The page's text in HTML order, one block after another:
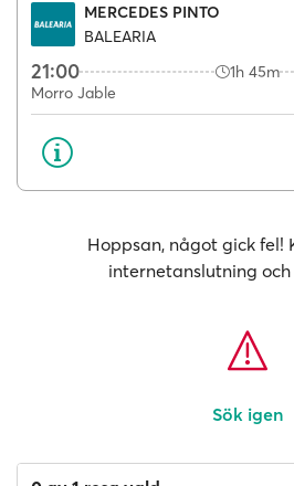
MERCEDES PINTO
BALEARIA
21:00 1h 45m
Morro Jable
Hoppsan, något gick fel!
internetanslutning och
Sök igen